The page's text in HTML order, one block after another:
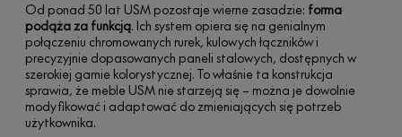
Od ponad 50 lat USM pozostaje wierne zasadzie: forma
podąża za funkcją. Ich system opiera się na genialnym
połączeniu chromowanych rurek, kulowych łączników i
precyzyjnie dopasowanych paneli stalowych, dostępnych w
szerokiej gamie kolorystycznej. To właśnie ta konstrukcja
sprawia, że meble USM nie starzeją się – można je dowolnie
modyfikować i adaptować do zmieniających się potrzeb
użytkownika.